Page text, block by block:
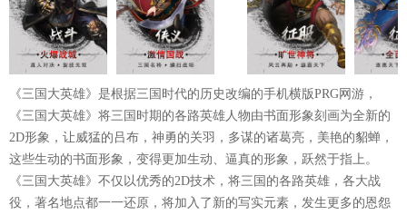
《三国大英雄》是根据三国时代的历史改编的手机横版PRG网游，
《三国大英雄》将三国时期的各路英雄人物由书面形象刻画为全新的
2D形象，让威猛的吕布，神勇的关羽，多谋的诸葛亮，美艳的貂蝉，
这些生动的书面形象，变得更加生动、逼真的形象，跃然于指上。
《三国大英雄》不仅以优秀的2D技术，将三国的各路英雄，各大战
役，著名地点都一一还原，将加入了新的写实元素，发生更多的恩怨